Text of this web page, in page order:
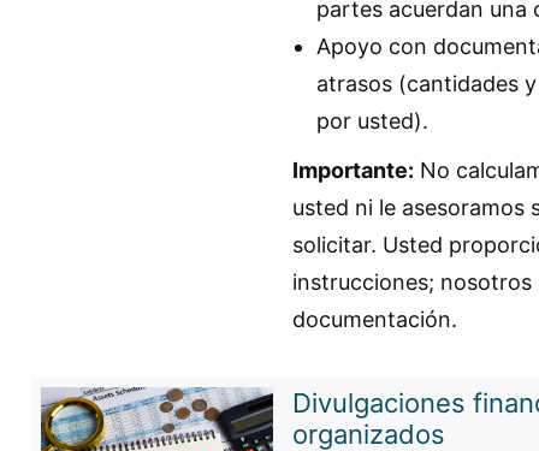
partes acuerdan una
Apoyo con
atrasos (cantidades
por usted).
Importante: No
usted ni le asesoramos
solicitar. Usted
instrucciones; nosotros
documentación.
Divulgaciones
organizados